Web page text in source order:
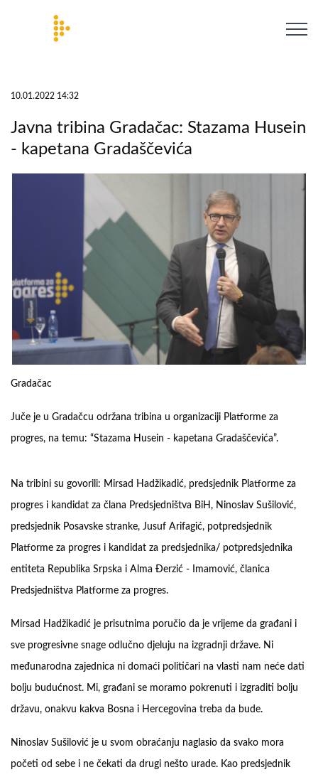
10.01.2022 14:32
Javna tribina Gradačac: Stazama Husein
- kapetana Gradaščevića
Gradačac
Juče je u Gradačcu održana tribina u organizaciji Platforme za
progres, na temu: “Stazama Husein - kapetana Gradaščevića”.
Na tribini su govorili: Mirsad Hadžikadić, predsjednik Platforme za
progres i kandidat za člana Predsjedništva BiH, Ninoslav Sušilović,
predsjednik Posavske stranke, Jusuf Arifagić, potpredsjednik
Platforme za progres i kandidat za predsjednika/ potpredsjednika
entiteta Republika Srpska i Alma Đerzić - Imamović, članica
Predsjedništva Platforme za progres.
Mirsad Hadžikadić je prisutnima poručio da je vrijeme da građani i
sve progresivne snage odlučno djeluju na izgradnji države. Ni
međunarodna zajednica ni domaći političari na vlasti nam neće dati
bolju budućnost. Mi, građani se moramo pokrenuti i izgraditi bolju
državu, onakvu kakva Bosna i Hercegovina treba da bude.
Ninoslav Sušilović je u svom obraćanju naglasio da svako mora
početi od sebe i ne čekati da drugi nešto urade. Kao predsjednik